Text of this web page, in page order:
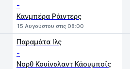
-
Κανμπέρα Ράιντερς
15 Αυγούστου στις 08:00
Παραμάτα Iλς
-
Νορθ Κουίνσλαντ Κάουμποϊς